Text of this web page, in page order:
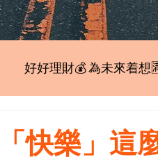
好好理財💰 為未來着想
快樂」這